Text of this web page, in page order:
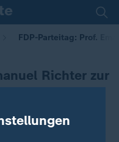
FDP-Parteitag: Prof.
Richter zur